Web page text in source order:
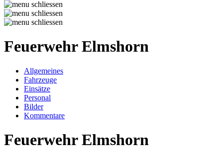
Feuerwehr Elmshorn
Allgemeines
Fahrzeuge
Einsätze
Personal
Bilder
Kommentare
Feuerwehr Elmshorn